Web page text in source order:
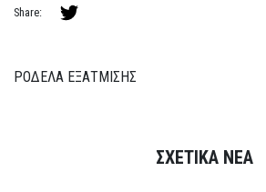
Share:
ΡΟΔΕΛΑ ΕΞΑΤΜΙΣΗΣ
ΣΧΕΤΙΚΑ ΝΕΑ